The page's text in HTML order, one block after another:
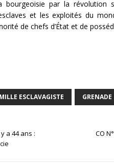
bourgeoisie par la
et les exploités du
de chefs d’État et de
ESCLAVAGISTE GRENADE
a 44 ans :
CO